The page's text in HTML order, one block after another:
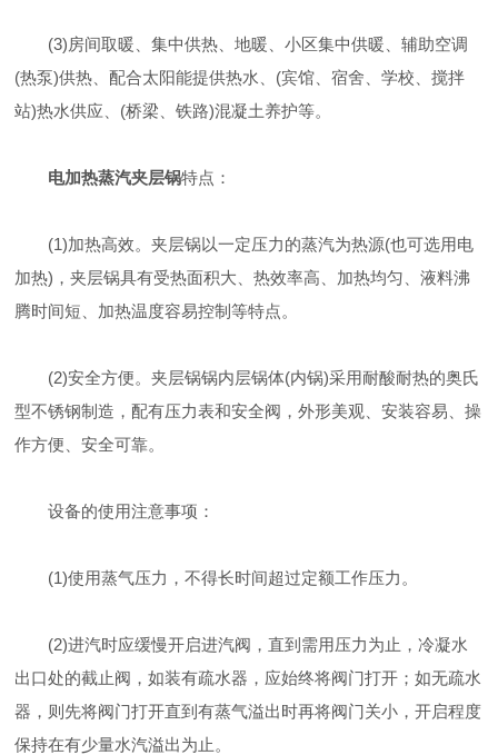
(3)房间取暖、集中供热、地暖、小区集中供暖、辅助空调
(热泵)供热、配合太阳能提供热水、(宾馆、宿舍、学校、搅拌
站)热水供应、(桥梁、铁路)混凝土养护等。
电加热蒸汽夹层锅特点：
(1)加热高效。夹层锅以一定压力的蒸汽为热源(也可选用电
加热)，夹层锅具有受热面积大、热效率高、加热均匀、液料沸
腾时间短、加热温度容易控制等特点。
(2)安全方便。夹层锅锅内层锅体(内锅)采用耐酸耐热的奥氏
型不锈钢制造，配有压力表和安全阀，外形美观、安装容易、操
作方便、安全可靠。
设备的使用注意事项：
(1)使用蒸气压力，不得长时间超过定额工作压力。
(2)进汽时应缓慢开启进汽阀，直到需用压力为止，冷凝水
出口处的截止阀，如装有疏水器，应始终将阀门打开；如无疏水
器，则先将阀门打开直到有蒸气溢出时再将阀门关小，开启程度
保持在有少量水汽溢出为止。